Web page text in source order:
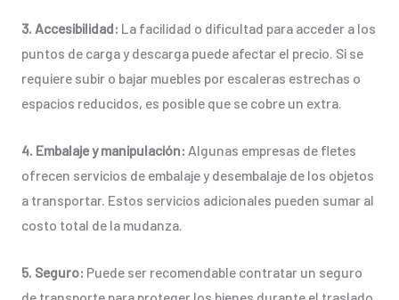
3. Accesibilidad: La facilidad o dificultad para acceder a los
puntos de carga y descarga puede afectar el precio. Si se
requiere subir o bajar muebles por escaleras estrechas o
espacios reducidos, es posible que se cobre un extra.
4. Embalaje y manipulación: Algunas empresas de fletes
ofrecen servicios de embalaje y desembalaje de los objetos
a transportar. Estos servicios adicionales pueden sumar al
costo total de la mudanza.
5. Seguro: Puede ser recomendable contratar un seguro
de transporte para proteger los bienes durante el traslado.